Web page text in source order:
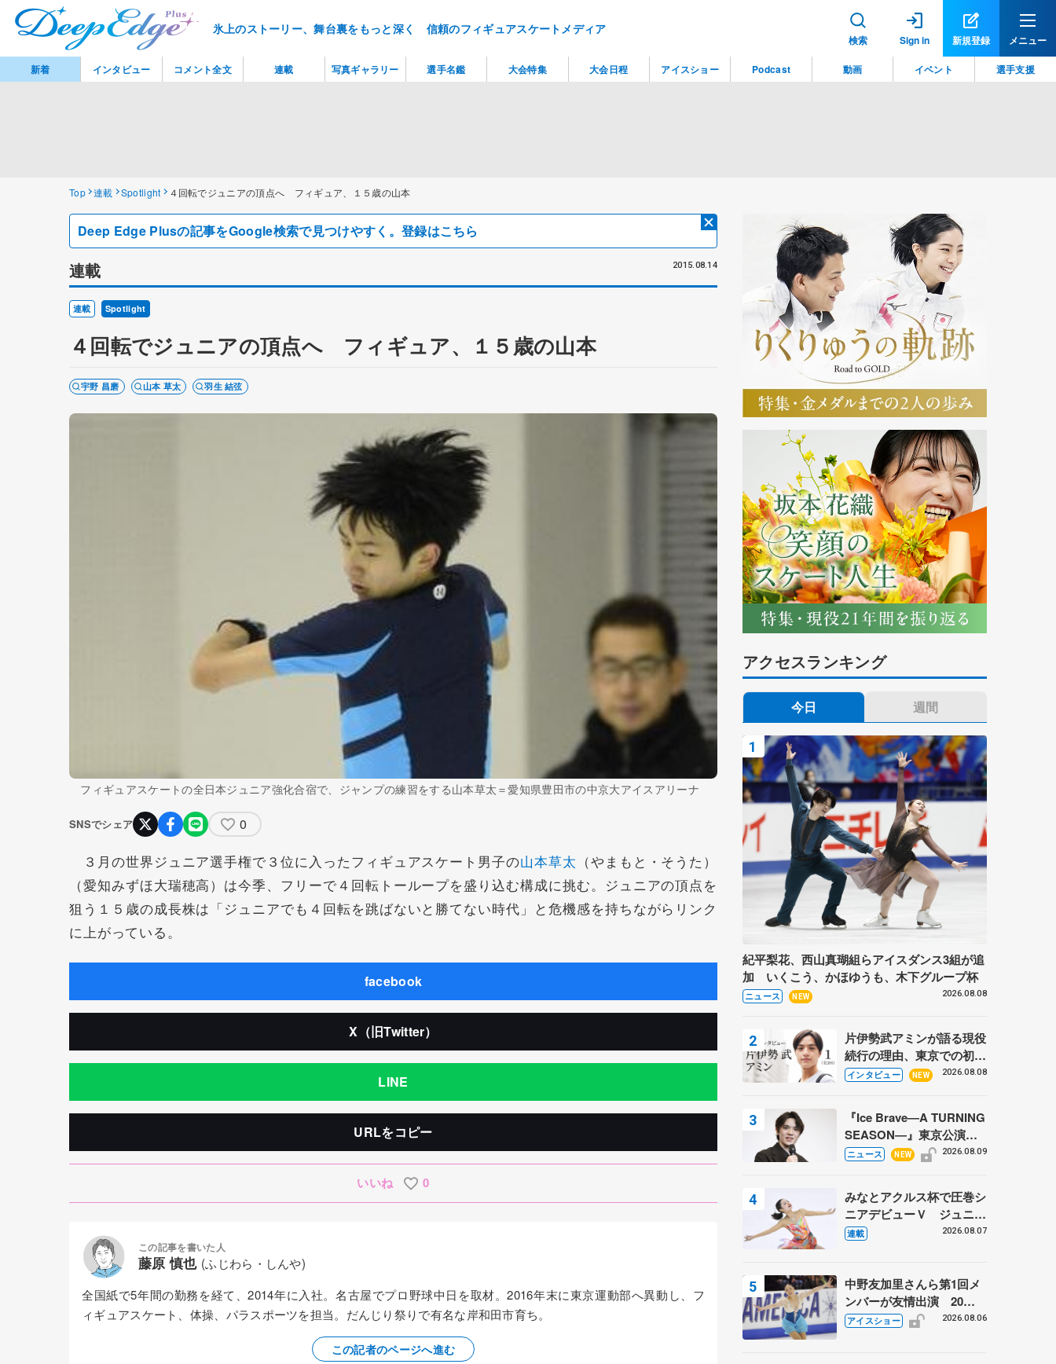
氷上のストーリー、舞台裏をもっと深く 信頼のフィギュアスケートメディア
検索 Sign in 新規登録 メニュー
Top 連載 Spotlight ４回転でジュニアの頂点へ フィギュア、１５歳の山本
Deep Edge Plusの記事をGoogle検索で見つけやすく。登録はこちら
連載 2015.08.14
連載 Spotlight
４回転でジュニアの頂点へ フィギュア、１５歳の山本
宇野 昌磨 山本 草太 羽生 結弦
フィギュアスケートの全日本ジュニア強化合宿で、ジャンプの練習をする山本草太＝愛知県豊田市の中京大アイスアリーナ
SNSでシェア 0
３月の世界ジュニア選手権で３位に入ったフィギュアスケート男子の山本草太 （やまもと・そうた）
（愛知みずほ大瑞穂高）は今季、フリーで４回転トーループを盛り込む構成に挑む。ジュニアの頂点を
狙う１５歳の成長株は「ジュニアでも４回転を跳ばないと勝てない時代」と危機感を持ちながらリンク
に上がっている。
facebook
X（旧Twitter）
LINE
URLをコピー
いいね 0
この記事を書いた人
藤原 慎也 (ふじわら・しんや)
全国紙で5年間の勤務を経て、2014年に入社。名古屋でプロ野球中日を取材。2016年末に東京運動部へ異動し、フ
ィギュアスケート、体操、パラスポーツを担当。だんじり祭りで有名な岸和田市育ち。
この記者のページへ進む
アクセスランキング
今日 週間
紀平梨花、西山真瑚組らアイスダンス3組が追
加 いくこう、かほゆうも、木下グループ杯
ニュース NEW 2026.08.08
片伊勢武アミンが語る現役
続行の理由、東京での初め
ての一人暮らし 注目スケ
インタビュー NEW 2026.08.08
『Ice Brave―A TURNING
SEASON―』東京公演が
開幕、宇野昌磨の『Ice
ニュース NEW 2026.08.09
みなとアクルス杯で圧巻シ
ニアデビューＶ ジュニア
で４シーズン無敗の島田麻
連載 2026.08.07
中野友加里さんら第1回メ
ンバーが友情出演 20周
年の「フレンズオンアイ
アイスショー 2026.08.06
新着 インタビュー コメント全文 連載 写真ギャラリー 選手名鑑 大会特集 大会日程 アイスショー Podcast 動画 イベント 選手支援